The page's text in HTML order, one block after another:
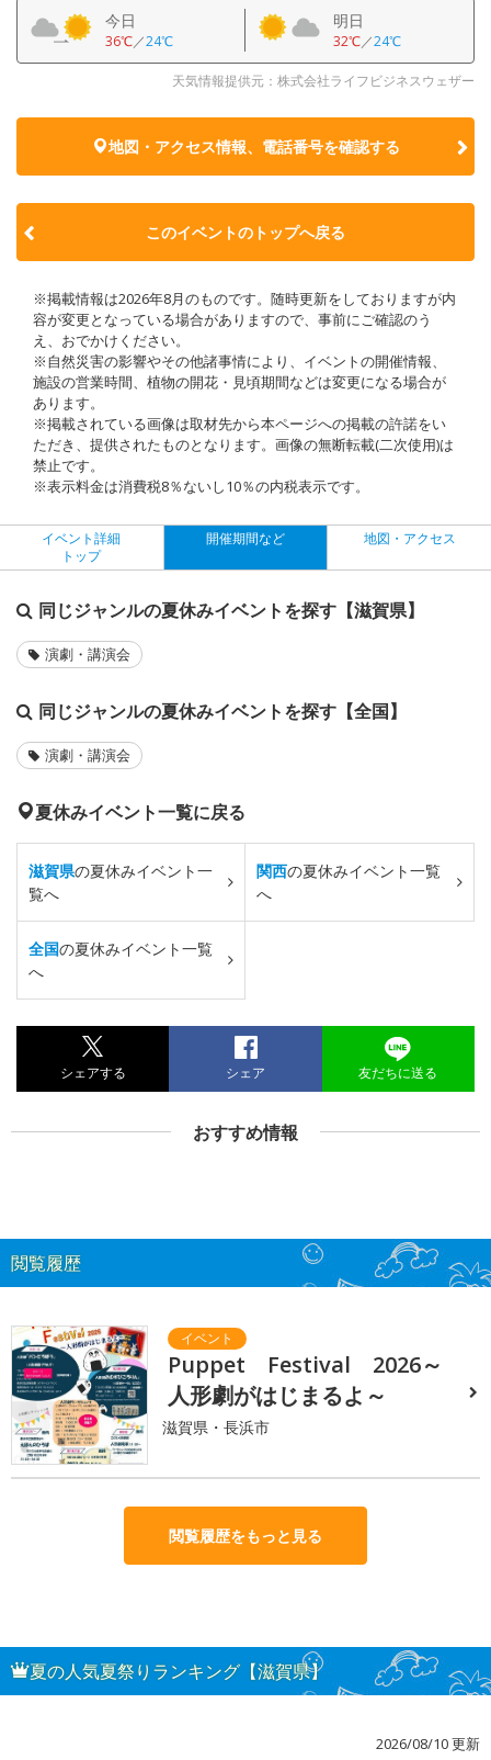
今日
36℃／24℃
明日
32℃／24℃
天気情報提供元：株式会社ライフビジネスウェザー
地図・アクセス情報、電話番号を確認する
このイベントのトップへ戻る
※掲載情報は2026年8月のものです。随時更新をしておりますが内
容が変更となっている場合がありますので、事前にご確認のう
え、おでかけください。
※自然災害の影響やその他諸事情により、イベントの開催情報、
施設の営業時間、植物の開花・見頃期間などは変更になる場合が
あります。
※掲載されている画像は取材先から本ページへの掲載の許諾をい
ただき、提供されたものとなります。画像の無断転載(二次使用)は
禁止です。
※表示料金は消費税8％ないし10％の内税表示です。
イベント詳細
トップ
開催期間など 地図・アクセス
同じジャンルの夏休みイベントを探す【滋賀県】
演劇・講演会
同じジャンルの夏休みイベントを探す【全国】
演劇・講演会
夏休みイベント一覧に戻る
滋賀県の夏休みイベント一
覧へ
関西の夏休みイベント一覧
へ
全国の夏休みイベント一覧
へ
シェアする シェア 友だちに送る
おすすめ情報
閲覧履歴
Puppet Festival 2026～
人形劇がはじまるよ～
滋賀県・長浜市
閲覧履歴をもっと見る
夏の人気夏祭りランキング【滋賀県】
2026/08/10 更新